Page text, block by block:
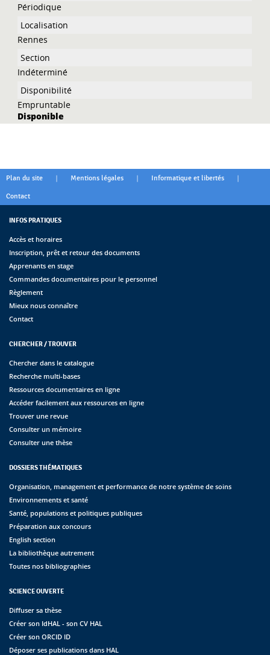
Périodique
Rennes
Indéterminé
Empruntable
Disponible
Plan du site | Mentions légales | Informatique et libertés |
Contact
INFOS PRATIQUES
Accès et horaires
Inscription, prêt et retour des documents
Apprenants en stage
Commandes documentaires pour le personnel
Règlement
Mieux nous connaître
Contact
CHERCHER / TROUVER
Chercher dans le catalogue
Recherche multi-bases
Ressources documentaires en ligne
Accéder facilement aux ressources en ligne
Trouver une revue
Consulter un mémoire
Consulter une thèse
DOSSIERS THÉMATIQUES
Organisation, management et performance de notre système de soins
Environnements et santé
Santé, populations et politiques publiques
Préparation aux concours
English section
La bibliothèque autrement
Toutes nos bibliographies
SCIENCE OUVERTE
Diffuser sa thèse
Créer son IdHAL - son CV HAL
Créer son ORCID ID
Déposer ses publications dans HAL